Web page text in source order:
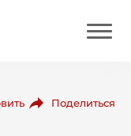
Поделиться